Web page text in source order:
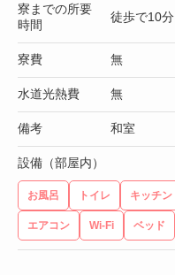
寮までの所要
時間
徒歩で10分
寮費 無
水道光熱費 無
備考 和室
設備（部屋内）
お風呂 トイレ キッチン
エアコン Wi-Fi ベッド